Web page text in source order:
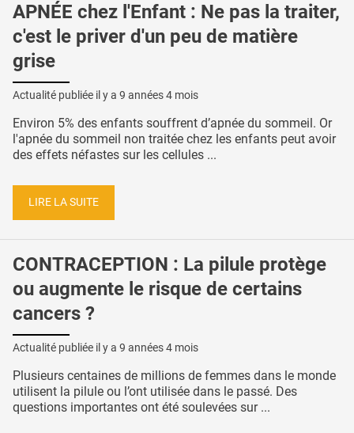
APNÉE chez l'Enfant : Ne pas la traiter,
c'est le priver d'un peu de matière
grise
Actualité publiée il y a 9 années 4 mois
Environ 5% des enfants souffrent d’apnée du sommeil. Or
l'apnée du sommeil non traitée chez les enfants peut avoir
des effets néfastes sur les cellules ...
LIRE LA SUITE
CONTRACEPTION : La pilule protège
ou augmente le risque de certains
cancers ?
Actualité publiée il y a 9 années 4 mois
Plusieurs centaines de millions de femmes dans le monde
utilisent la pilule ou l’ont utilisée dans le passé. Des
questions importantes ont été soulevées sur ...